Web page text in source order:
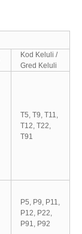
Kod Keluli /
Gred Keluli
T5, T9, T11,
T12, T22,
T91
P5, P9, P11,
P12, P22,
P91, P92